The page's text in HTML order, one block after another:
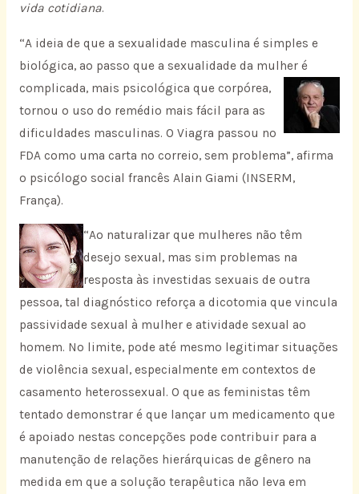
vida cotidiana.
“A ideia de que a sexualidade masculina é simples e
biológica, ao passo que a sexualidade da mulher é
complicada, mais psicológica que corpórea,
tornou o uso do remédio mais fácil para as
dificuldades masculinas. O Viagra passou no
FDA como uma carta no correio, sem problema”, afirma
o psicólogo social francês Alain Giami (INSERM,
França).
“Ao naturalizar que mulheres não têm
desejo sexual, mas sim problemas na
resposta às investidas sexuais de outra
pessoa, tal diagnóstico reforça a dicotomia que vincula
passividade sexual à mulher e atividade sexual ao
homem. No limite, pode até mesmo legitimar situações
de violência sexual, especialmente em contextos de
casamento heterossexual. O que as feministas têm
tentado demonstrar é que lançar um medicamento que
é apoiado nestas concepções pode contribuir para a
manutenção de relações hierárquicas de gênero na
medida em que a solução terapêutica não leva em